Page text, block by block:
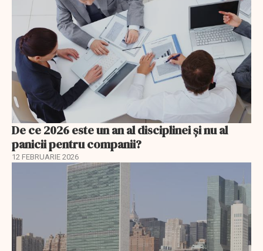
De ce 2026 este un an al disciplinei și nu al
panicii pentru companii?
12 FEBRUARIE 2026